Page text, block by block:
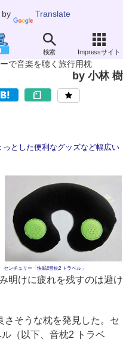
by Translate
検索 Impressサイト
ビュー
枕2 トラベル」
で音楽を聴く旅行用枕
by 小林 樹
とした便利なグッズなど幅広い
センチュリー「快眠!!音枕2 トラベル」
明けに疲れを残すのは避け
さそうな枕を発見した。セ
（以下、音枕2 トラベ